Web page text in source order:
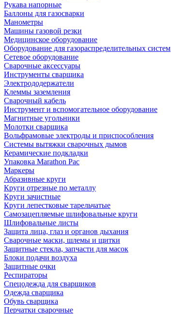
Рукава напорные
Баллоны для газосварки
Манометры
Машины газовой резки
Медицинское оборудование
Оборудование для газораспределительных систем
Сетевое оборудование
Сварочные аксессуары
Инструменты сварщика
Электрододержатели
Клеммы заземления
Сварочный кабель
Инструмент и вспомогательное оборудование
Магнитные угольники
Молотки сварщика
Вольфрамовые электроды и приспособления
Системы вытяжки сварочных дымов
Керамические подкладки
Упаковка Marathon Pac
Маркеры
Абразивные круги
Круги отрезные по металлу
Круги зачистные
Круги лепестковые тарельчатые
Самозацепляемые шлифовальные круги
Шлифовальные листы
Защита лица, глаз и органов дыхания
Сварочные маски, шлемы и щитки
Защитные стекла, запчасти для масок
Блоки подачи воздуха
Защитные очки
Респираторы
Спецодежда для сварщиков
Одежда сварщика
Обувь сварщика
Перчатки сварочные